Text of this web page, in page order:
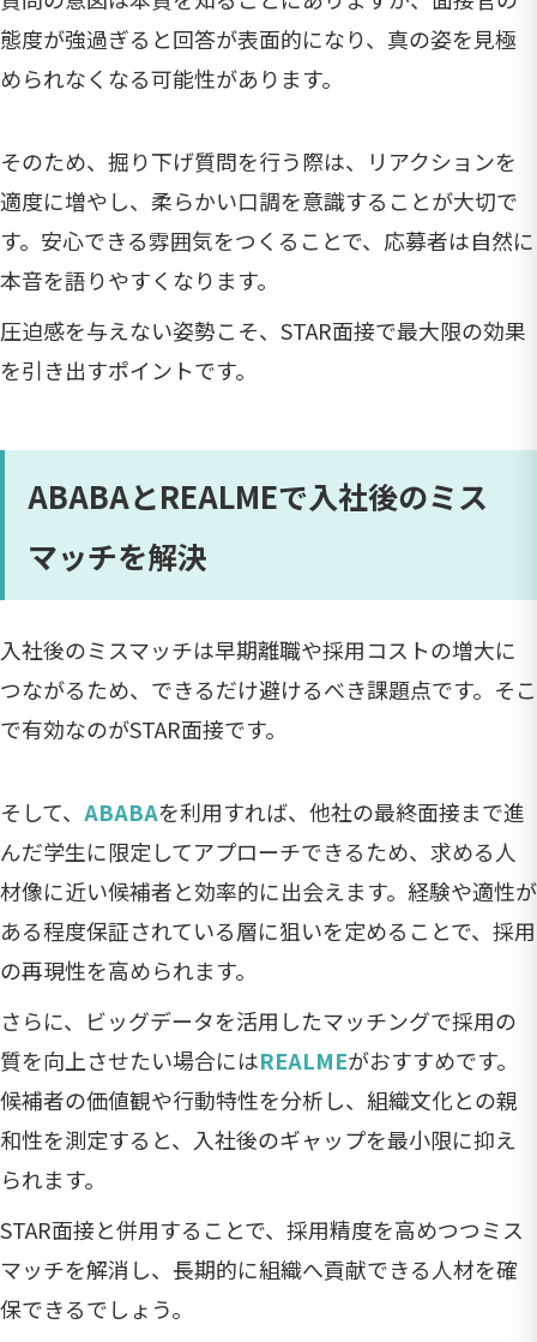
態度が強過ぎると回答が表面的になり、真の姿を見極
められなくなる可能性があります。
そのため、掘り下げ質問を行う際は、リアクションを
適度に増やし、柔らかい口調を意識することが大切で
す。安心できる雰囲気をつくることで、応募者は自然に
本音を語りやすくなります。
圧迫感を与えない姿勢こそ、STAR面接で最大限の効果
を引き出すポイントです。
ABABAとREALMEで入社後のミス
マッチを解決
入社後のミスマッチは早期離職や採用コストの増大に
つながるため、できるだけ避けるべき課題点です。そこ
で有効なのがSTAR面接です。
そして、 ABABAを利用すれば、他社の最終面接まで進
んだ学生に限定してアプローチできるため、求める人
材像に近い候補者と効率的に出会えます。経験や適性が
ある程度保証されている層に狙いを定めることで、採用
の再現性を高められます。
さらに、ビッグデータを活用したマッチングで採用の
質を向上させたい場合にはREALMEがおすすめです。
候補者の価値観や行動特性を分析し、組織文化との親
和性を測定すると、入社後のギャップを最小限に抑え
られます。
STAR面接と併用することで、採用精度を高めつつミス
マッチを解消し、長期的に組織へ貢献できる人材を確
保できるでしょう。